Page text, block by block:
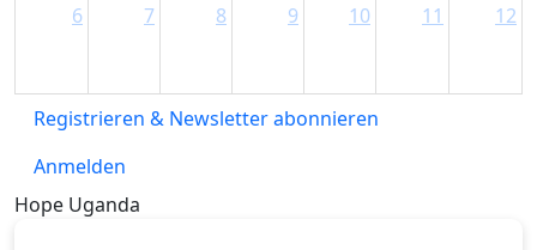
6 7 8 9 10 11 12
Registrieren & Newsletter abonnieren
Anmelden
Hope Uganda